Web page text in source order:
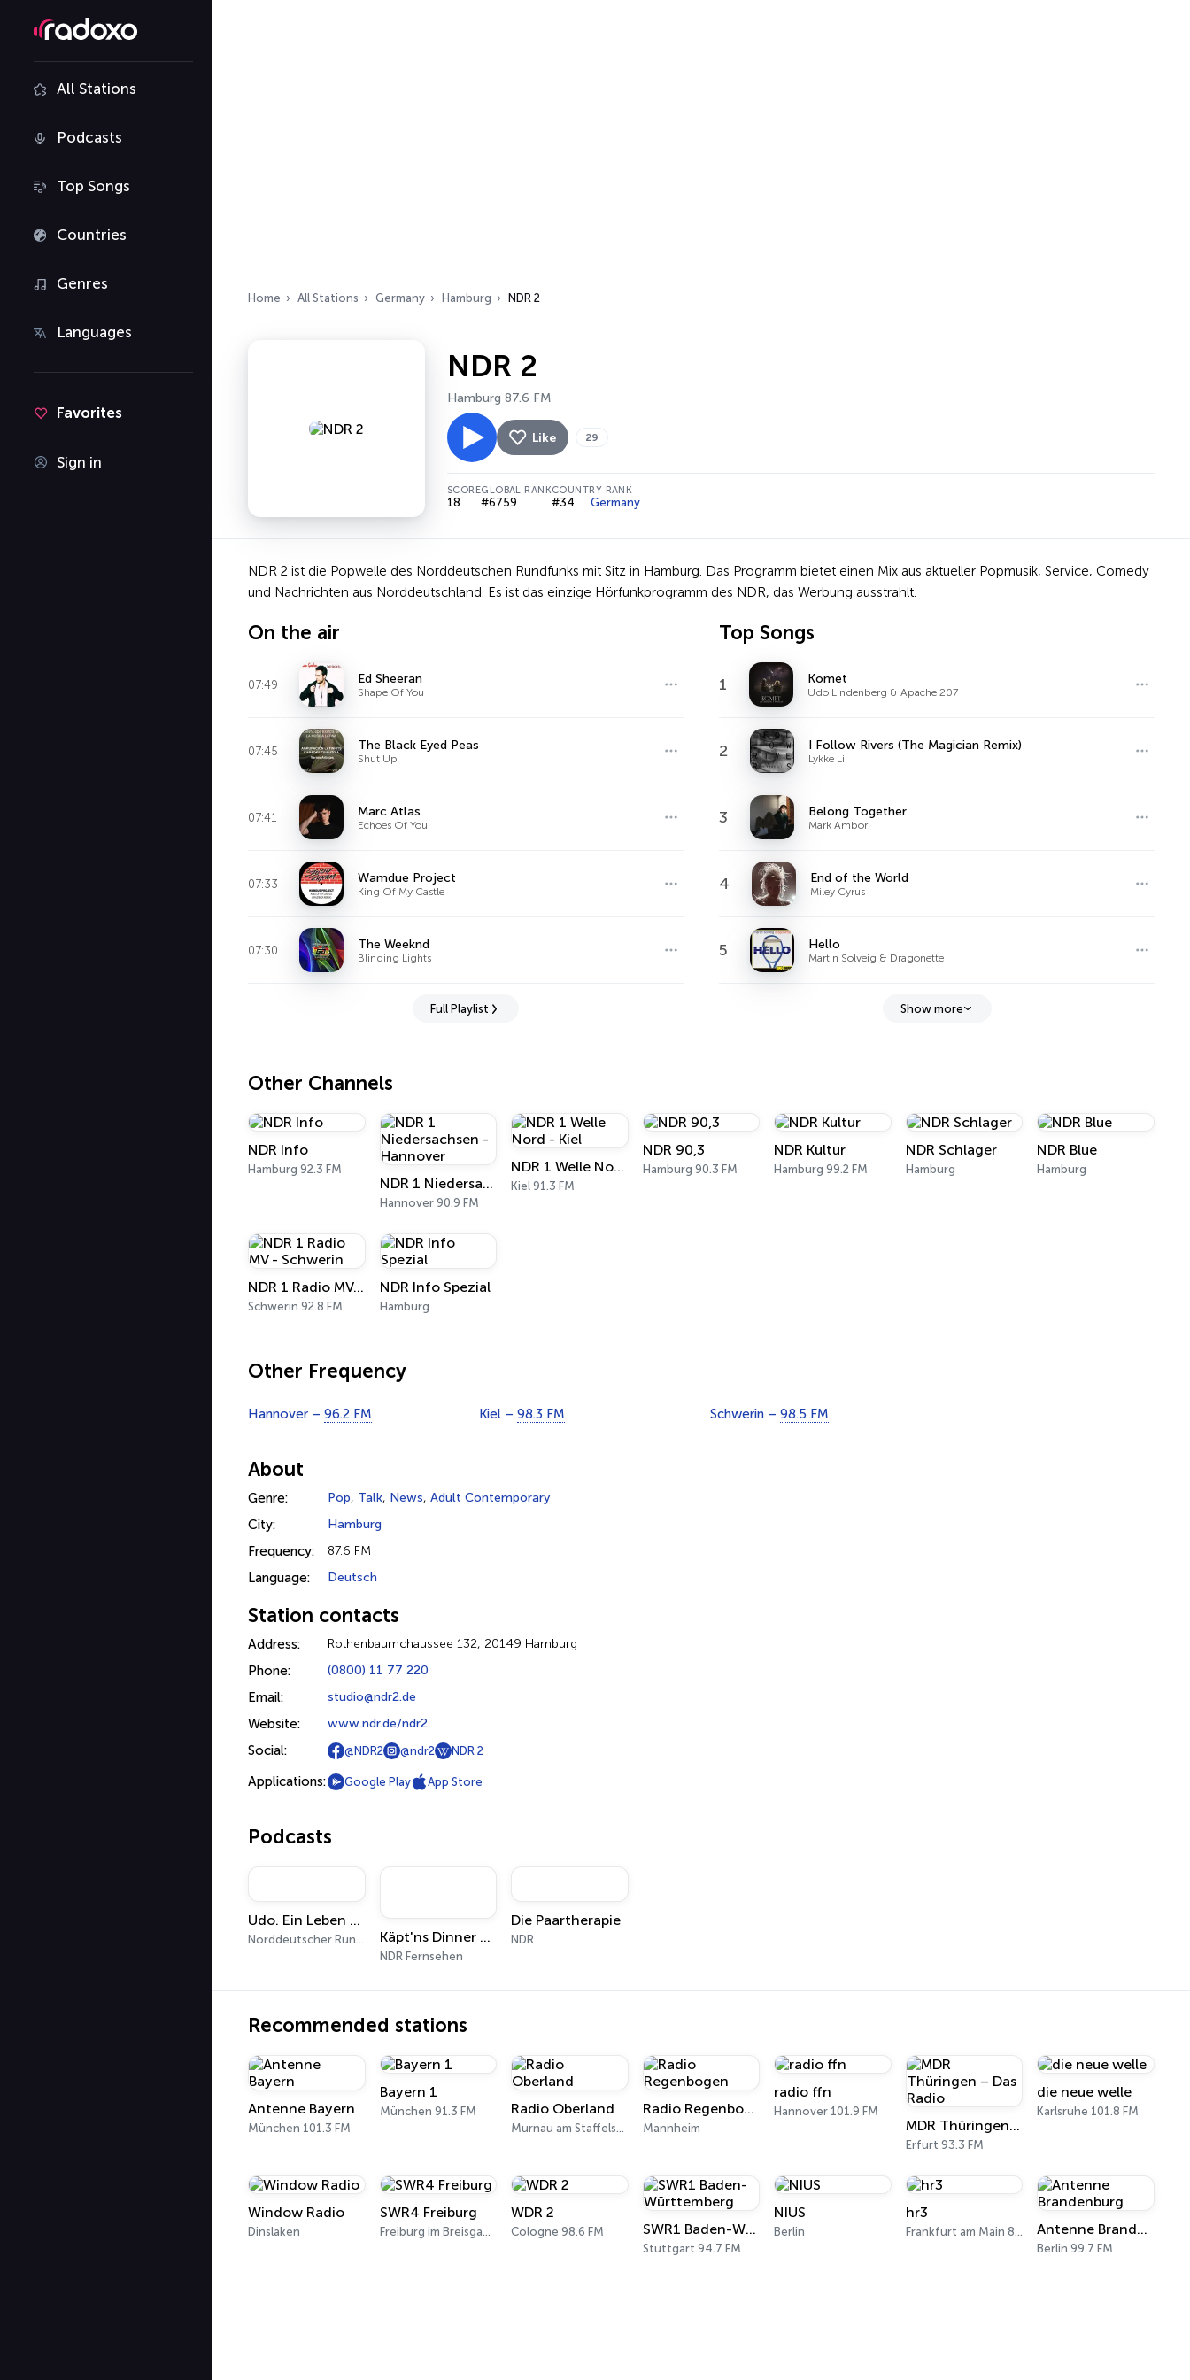
All Stations
Podcasts
Top Songs
Countries
Genres
Languages
Favorites
Sign in
Home All Stations Germany Hamburg NDR 2
NDR 2
Hamburg 87.6 FM
Like 29
SCORE
18
GLOBAL RANK
#6759
COUNTRY RANK
#34 Germany
NDR 2 ist die Popwelle des Norddeutschen Rundfunks mit Sitz in Hamburg. Das Programm bietet einen Mix aus aktueller Popmusik, Service, Comedy
und Nachrichten aus Norddeutschland. Es ist das einzige Hörfunkprogramm des NDR, das Werbung ausstrahlt.
On the air
07:49 Ed Sheeran
Shape Of You
07:45 The Black Eyed Peas
Shut Up
07:41 Marc Atlas
Echoes Of You
07:33 Wamdue Project
King Of My Castle
07:30 The Weeknd
Blinding Lights
Full Playlist
Top Songs
1 Komet
Udo Lindenberg & Apache 207
2 I Follow Rivers (The Magician Remix)
Lykke Li
3 Belong Together
Mark Ambor
4 End of the World
Miley Cyrus
5 Hello
Martin Solveig & Dragonette
Show more
Other Channels
NDR Info
Hamburg 92.3 FM
NDR 1 Niedersachsen - Hannover
Hannover 90.9 FM
NDR 1 Welle Nord - Kiel
Kiel 91.3 FM
NDR 90,3
Hamburg 90.3 FM
NDR Kultur
Hamburg 99.2 FM
NDR Schlager
Hamburg
NDR Blue
Hamburg
NDR 1 Radio MV - Schwerin
Schwerin 92.8 FM
NDR Info Spezial
Hamburg
Other Frequency
Hannover – 96.2 FM Kiel – 98.3 FM Schwerin – 98.5 FM
About
Genre: Pop, Talk, News, Adult Contemporary
City: Hamburg
Frequency: 87.6 FM
Language: Deutsch
Station contacts
Address: Rothenbaumchaussee 132, 20149 Hamburg
Phone: (0800) 11 77 220
Email: studio@ndr2.de
Website: www.ndr.de/ndr2
Social: @NDR2 @ndr2 NDR 2
Applications: Google Play App Store
Podcasts
Udo. Ein Leben an der Grenze
Norddeutscher Rundfunk Käpt'ns Dinner als Video-Podcast
NDR Fernsehen
Die Paartherapie
NDR
Recommended stations
Antenne Bayern
München 101.3 FM
Bayern 1
München 91.3 FM Radio Oberland
Murnau am Staffelsee 97.5 FM
Radio Regenbogen
Mannheim
radio ffn
Hannover 101.9 FM
MDR Thüringen – Das Radio
Erfurt 93.3 FM
die neue welle
Karlsruhe 101.8 FM
Window Radio
Dinslaken
SWR4 Freiburg
Freiburg im Breisgau 100.2 FM
WDR 2
Cologne 98.6 FM SWR1 Baden-Württemberg
Stuttgart 94.7 FM
NIUS
Berlin
hr3
Frankfurt am Main 89.3 FM Antenne Brandenburg
Berlin 99.7 FM